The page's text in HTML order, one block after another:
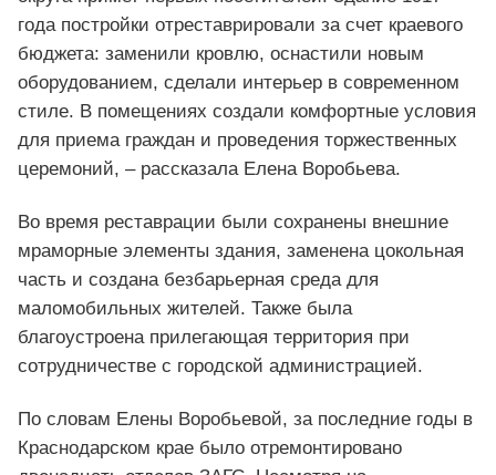
года постройки отреставрировали за счет краевого
бюджета: заменили кровлю, оснастили новым
оборудованием, сделали интерьер в современном
стиле. В помещениях создали комфортные условия
для приема граждан и проведения торжественных
церемоний, – рассказала Елена Воробьева.
Во время реставрации были сохранены внешние
мраморные элементы здания, заменена цокольная
часть и создана безбарьерная среда для
маломобильных жителей. Также была
благоустроена прилегающая территория при
сотрудничестве с городской администрацией.
По словам Елены Воробьевой, за последние годы в
Краснодарском крае было отремонтировано